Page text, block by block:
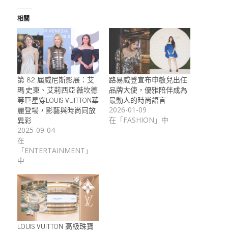
相關
第 82 屆威尼斯影展：艾
瑪·史東、艾莉西亞·薇坎德
等巨星穿LOUIS VUITTON華
麗登場，影藝與時尚同放
異彩
2025-09-04
在
「ENTERTAINMENT」
中
路易威登宣布申敏兒出任
品牌大使，優雅陪伴成為
最動人的時尚語言
2026-01-09
在「FASHION」中
LOUIS VUITTON 高級珠寶